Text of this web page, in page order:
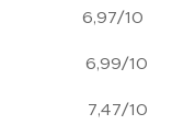
10
6,99/10
7,47/10